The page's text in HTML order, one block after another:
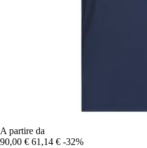
A partire da
90,00 € 61,14 € -32%